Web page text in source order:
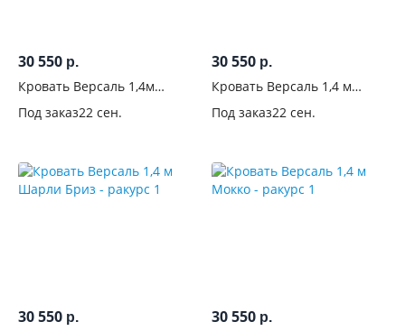
30 550 р.
Кровать Версаль 1,4м
Под заказ22 сен.
30 550 р.
Кровать Версаль 1,4 м
Под заказ22 сен.
30 550 р. 30 550 р.
90x200
15
120x200
44